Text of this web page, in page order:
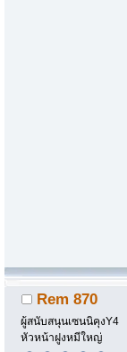
Rem 870
ผู้สนับสนุนเซนนิคุงY4
หัวหน้าฝูงหมีใหญ่